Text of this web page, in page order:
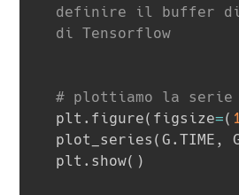
definire il buffer di
di Tensorflow
# plottiamo la
plt . figure( figsize=(
plot_series (G .TIME ,
plt . show( )